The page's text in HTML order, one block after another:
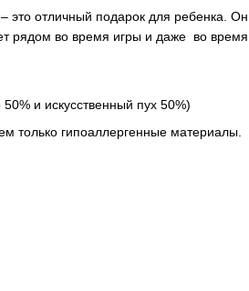
отличный подарок для ребенка.
рядом во время игры и даже во время
и искусственный пух 50%)
только гипоаллергенные материалы.